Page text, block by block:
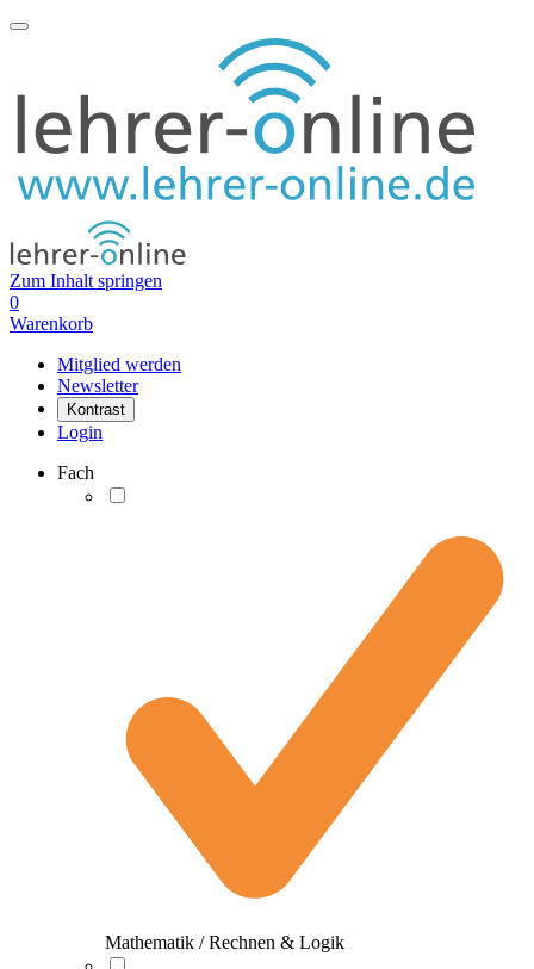
Zum Inhalt springen
0
Warenkorb
Mitglied werden
Newsletter
Kontrast
Login
Fach
Mathematik / Rechnen & Logik